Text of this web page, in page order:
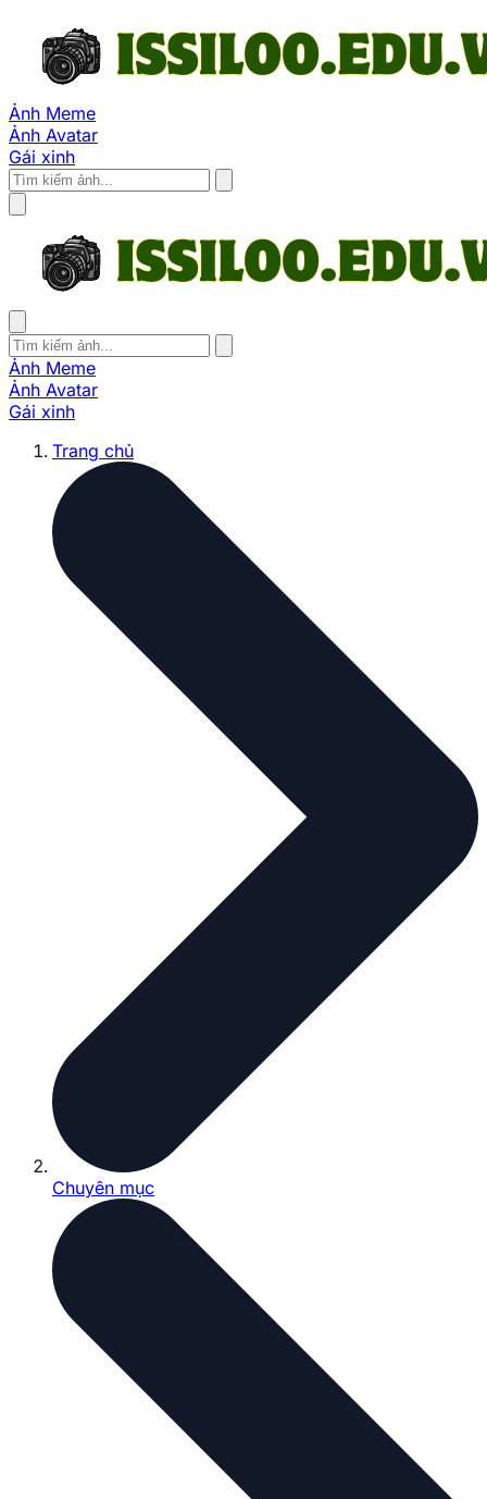
Ảnh Meme
Ảnh Avatar
Gái xinh
Ảnh Meme
Ảnh Avatar
Gái xinh
Trang chủ
Chuyên mục